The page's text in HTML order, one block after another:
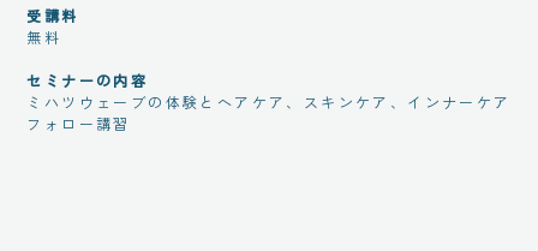
受講料
無料
セミナーの内容
ミハツウェーブの体験とヘアケア、スキンケア、インナーケア
フォロー講習